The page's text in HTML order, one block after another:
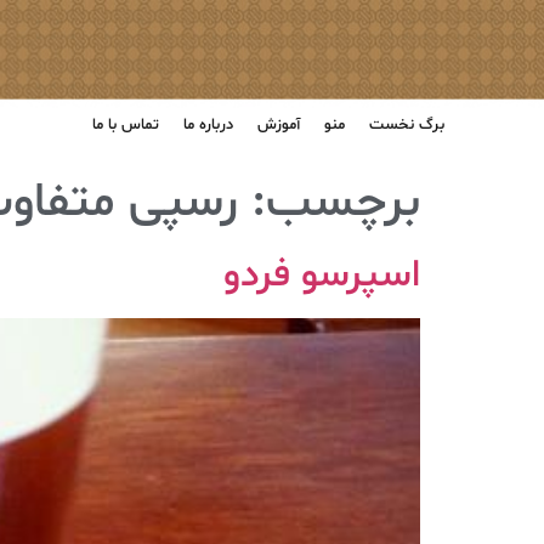
برگ نخست منو آموزش درباره ما تماس با ما
برچسب: رسپی
اسپرسو فردو